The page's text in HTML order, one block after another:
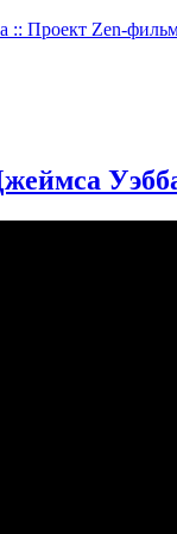
:: Проект Zen-